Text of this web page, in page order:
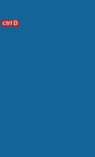
ctrl D